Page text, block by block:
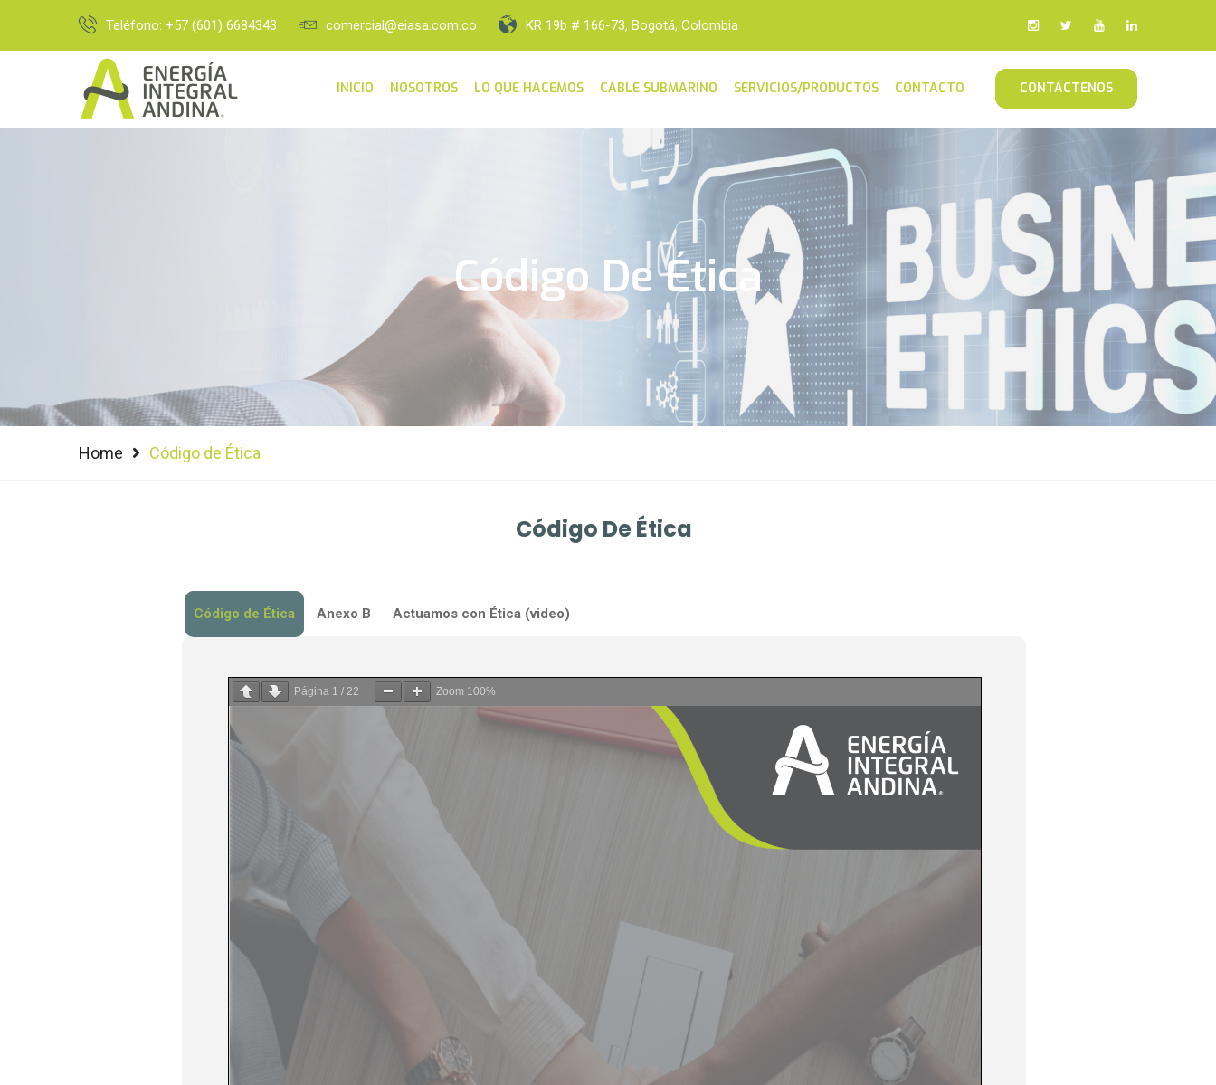
Teléfono: +57 (601) 6684343 comercial@eiasa.com.co KR 19b # 166-73, Bogotá, Colombia
INICIO NOSOTROS LO QUE HACEMOS CABLE SUBMARINO SERVICIOS/PRODUCTOS CONTACTO CONTÁCTENOS
Código De Ética
Home Código de Ética
Código De Ética
Código de Ética Anexo B Actuamos con Ética (video)
Página 1 /22 Zoom 100%